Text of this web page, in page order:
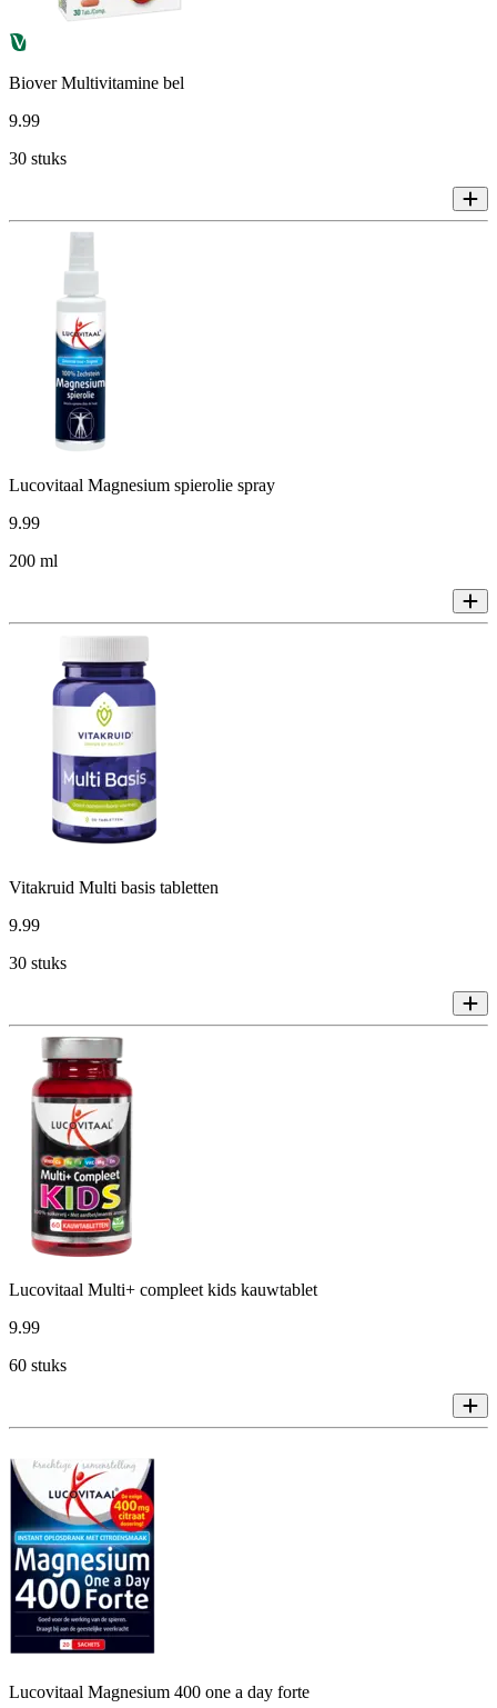
Biover Multivitamine bel
9.99
30 stuks
Lucovitaal Magnesium spierolie spray
9.99
200 ml
Vitakruid Multi basis tabletten
9.99
30 stuks
Lucovitaal Multi+ compleet kids kauwtablet
9.99
60 stuks
Lucovitaal Magnesium 400 one a day forte